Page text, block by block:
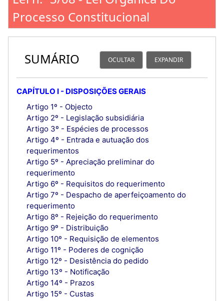
Processo Constitucional
SUMÁRIO OCULTAR EXPANDIR
CAPÍTULO I - DISPOSIÇÕES GERAIS
Artigo 1º - Objecto
Artigo 2º - Legislação subsidiária
Artigo 3º - Espécies de processos
Artigo 4º - Entrada e autuação dos
requerimentos
Artigo 5º - Apreciação preliminar do
requerimento
Artigo 6º - Requisitos do requerimento
Artigo 7º - Despacho de aperfeiçoamento do
requerimento
Artigo 8º - Rejeição do requerimento
Artigo 9º - Distribuição
Artigo 10º - Requisição de elementos
Artigo 11º - Poderes de cognição
Artigo 12º - Desistência do pedido
Artigo 13º - Notificação
Artigo 14º - Prazos
Artigo 15º - Custas